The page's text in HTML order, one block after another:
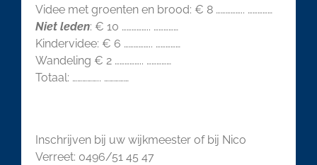
Videe met groenten en brood: € 8 …………….. ……………
Niet leden: € 10 …………….. ……………
Kindervidee: € 6 …………….. ……………
Wandeling € 2 …………….. ……………
Totaal: …………….. ……………
Inschrijven bij uw wijkmeester of bij Nico
Verreet: 0496/51 45 47